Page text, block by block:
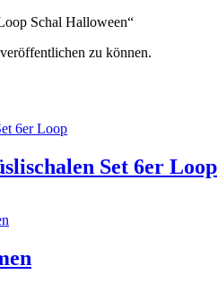
Schal Halloween“
zu können.
Set 6er Loop